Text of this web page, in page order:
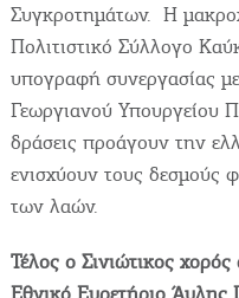
Συγκροτημάτων. Η
Πολιτιστικό Σύλλογο
υπογραφή συνεργασίας
Γεωργιανού Υπουργείου
δράσεις προάγουν την
ενισχύουν τους δεσμούς
των λαών.
Τέλος ο Σινιώτικος